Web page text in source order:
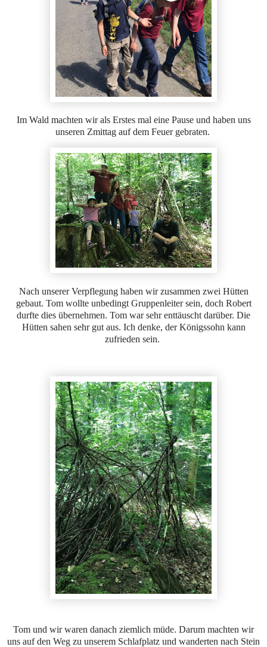
Im Wald machten wir als Erstes mal eine Pause und haben uns
unseren Zmittag auf dem Feuer gebraten.
Nach unserer Verpflegung haben wir zusammen zwei Hütten
gebaut. Tom wollte unbedingt Gruppenleiter sein, doch Robert
durfte dies übernehmen. Tom war sehr enttäuscht darüber. Die
Hütten sahen sehr gut aus. Ich denke, der Königssohn kann
zufrieden sein.
Tom und wir waren danach ziemlich müde. Darum machten wir
uns auf den Weg zu unserem Schlafplatz und wanderten nach Stein